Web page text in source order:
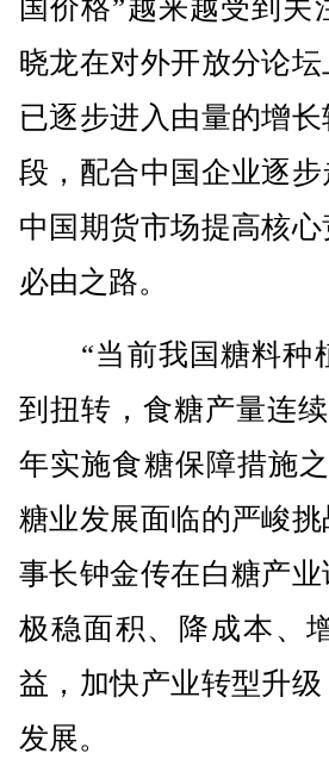
国价格”越来越受到
晓龙在对外开放分论
已逐步进入由量的增
段，配合中国企业逐
中国期货市场提高核
必由之路。
“当前我国糖料种
到扭转，食糖产量连
年实施食糖保障措施
糖业发展面临的严峻
事长钟金传在白糖产
极稳面积、降成本、
益，加快产业转型升
发展。